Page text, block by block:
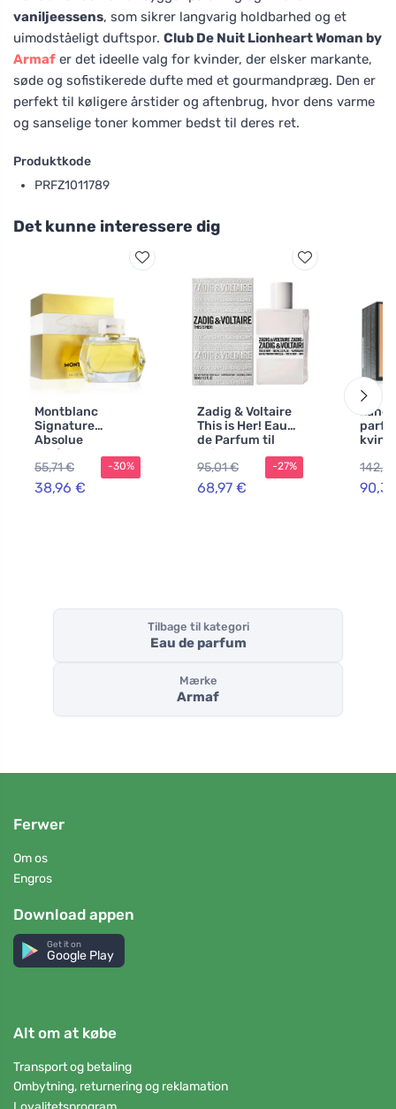
vaniljeessens, som sikrer langvarig holdbarhed og et
uimodståeligt duftspor. Club De Nuit Lionheart Woman by
Armaf er det ideelle valg for kvinder, der elsker markante,
søde og sofistikerede dufte med et gourmandpræg. Den er
perfekt til køligere årstider og aftenbrug, hvor dens varme
og sanselige toner kommer bedst til deres ret.
Produktkode
PRFZ1011789
Det kunne interessere dig
Montblanc
Signature
Absolue
parfumeret vand
til kvinder 90 ml
55,71 €
38,96 €
-30%
Zadig & Voltaire
This is Her! Eau
de Parfum til
kvinder 100 ml
95,01 €
68,97 €
-27%
Tilbage til kategori
Eau de parfum
Mærke
Armaf
Ferwer
Om os
Engros
Download appen
Get it on
Google Play
Alt om at købe
Transport og betaling
Ombytning, returnering og reklamation